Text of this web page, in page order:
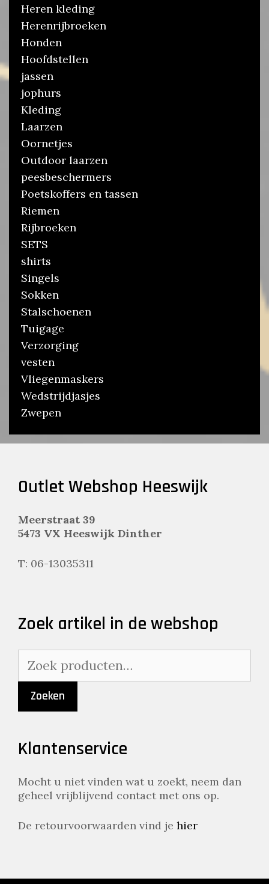
Heren kleding
Herenrijbroeken
Honden
Hoofdstellen
jassen
jophurs
Kleding
Laarzen
Oornetjes
Outdoor laarzen
peesbeschermers
Poetskoffers en tassen
Riemen
Rijbroeken
SETS
shirts
Singels
Sokken
Stalschoenen
Tuigage
Verzorging
vesten
Vliegenmaskers
Wedstrijdjasjes
Zwepen
Outlet Webshop Heeswijk
Meerstraat 39
5473 VX Heeswijk Dinther
T: 06-13035311
Zoek artikel in de webshop
naar:
Zoeken
Klantenservice
Mocht u niet vinden wat u zoekt, neem dan
geheel vrijblijvend contact met ons op.
De retourvoorwaarden vind je hier